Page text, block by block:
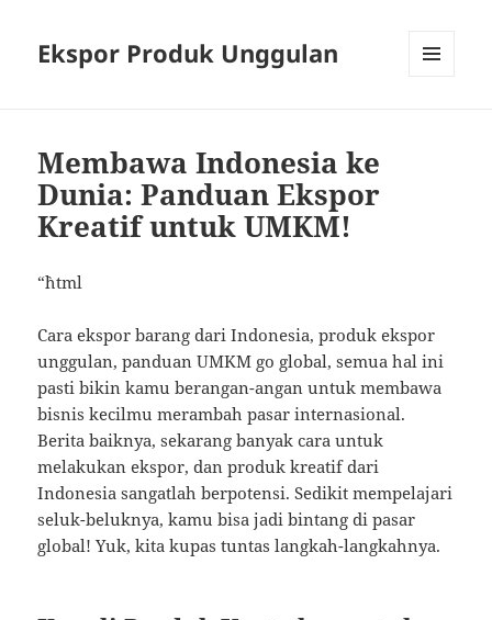
Ekspor Produk Unggulan
Membawa Indonesia ke
Dunia: Panduan Ekspor
Kreatif untuk UMKM!
“`html
Cara ekspor barang dari Indonesia, produk ekspor
unggulan, panduan UMKM go global, semua hal ini
pasti bikin kamu berangan-angan untuk membawa
bisnis kecilmu merambah pasar internasional.
Berita baiknya, sekarang banyak cara untuk
melakukan ekspor, dan produk kreatif dari
Indonesia sangatlah berpotensi. Sedikit mempelajari
seluk-beluknya, kamu bisa jadi bintang di pasar
global! Yuk, kita kupas tuntas langkah-langkahnya.